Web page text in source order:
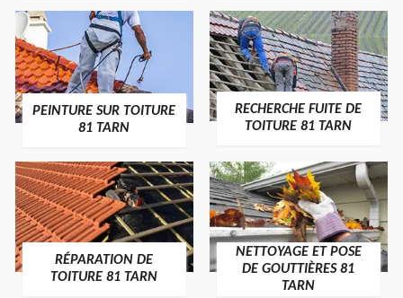
PEINTURE SUR TOITURE
81 TARN
RECHERCHE FUITE DE
TOITURE 81 TARN
RÉPARATION DE
TOITURE 81 TARN
NETTOYAGE ET POSE
DE GOUTTIÈRES 81
TARN